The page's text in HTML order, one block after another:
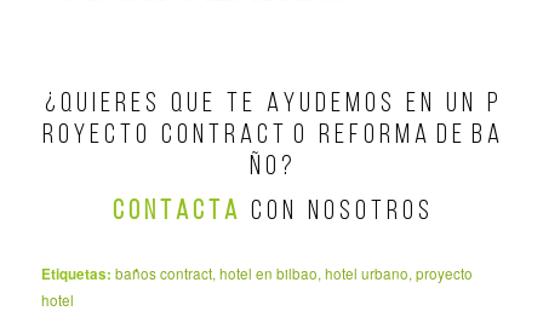
¿ Q U I E R E S Q U E T E A Y U D E M O S E N U N P
R O Y E C T O C O N T R A C T O R E F O R M A D E B A
Ñ O ?
C O N T A C T AC O N N O S O T R O S
Etiquetas: baños contract, hotel en bilbao, hotel urbano, proyecto
hotel